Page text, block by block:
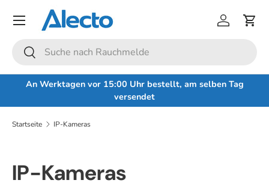
Direkt zum Inhalt
Suchen
Suchen
Einloggen
Menü
An Werktagen vor 15:00 Uhr bestellt, am selben Tag
versendet
Startseite IP-Kameras
IP-Kameras